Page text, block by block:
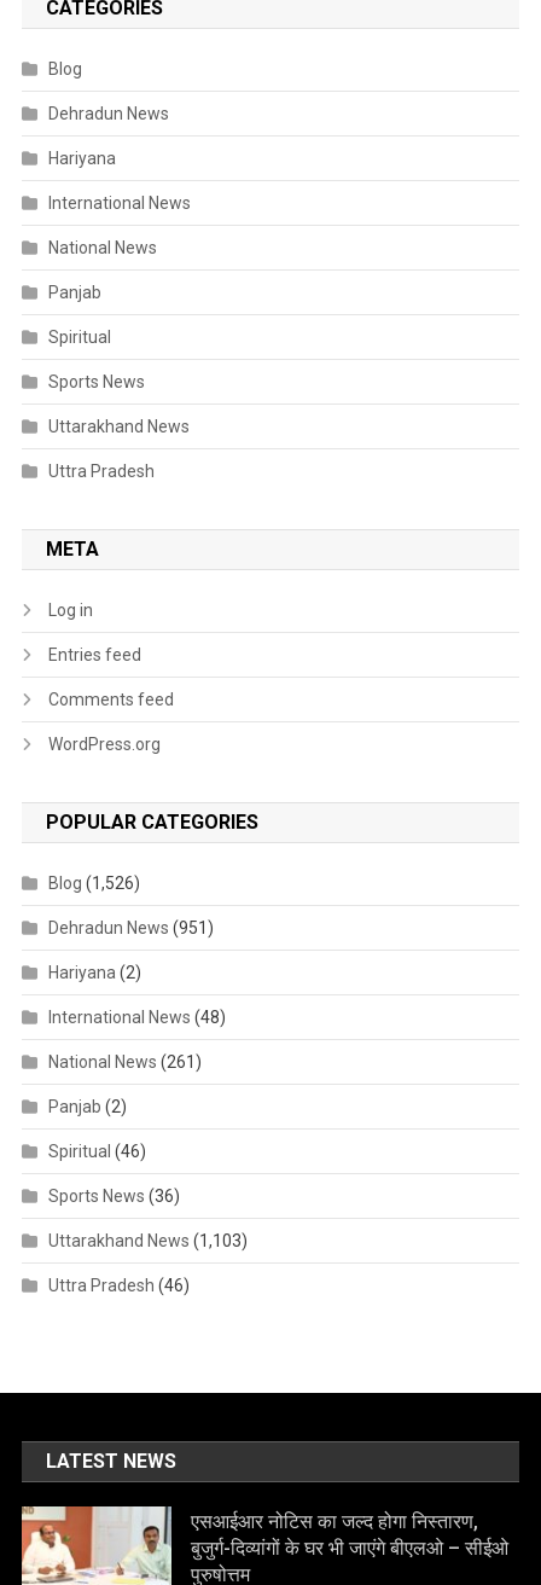
CATEGORIES
Blog
Dehradun News
Hariyana
International News
National News
Panjab
Spiritual
Sports News
Uttarakhand News
Uttra Pradesh
META
Log in
Entries feed
Comments feed
WordPress.org
POPULAR CATEGORIES
Blog (1,526)
Dehradun News (951)
Hariyana (2)
International News (48)
National News (261)
Panjab (2)
Spiritual (46)
Sports News (36)
Uttarakhand News (1,103)
Uttra Pradesh (46)
LATEST NEWS
एसआईआर नोटिस का जल्द होगा निस्तारण,
बुजुर्ग-दिव्यांगों के घर भी जाएंगे बीएलओ – सीईओ
पुरुषोत्तम